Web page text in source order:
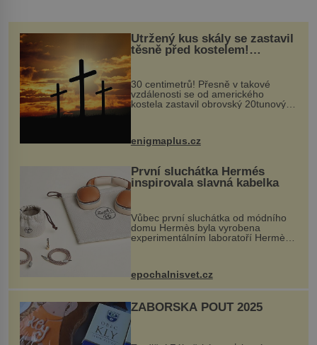
Utržený kus skály se zastavil
těsně před kostelem!
Ochránila ho boží síla?
30 centimetrů! Přesně v takové
vzdálenosti se od amerického
kostela zastavil obrovský 20tunový
...
enigmaplus.cz
První sluchátka Hermés
inspirovala slavná kabelka
Vůbec první sluchátka od módního
domu Hermès byla vyrobena
experimentálním laboratoří Hermès
kovový...
epochalnisvet.cz
ZÁBOŘSKÁ POUŤ 2025